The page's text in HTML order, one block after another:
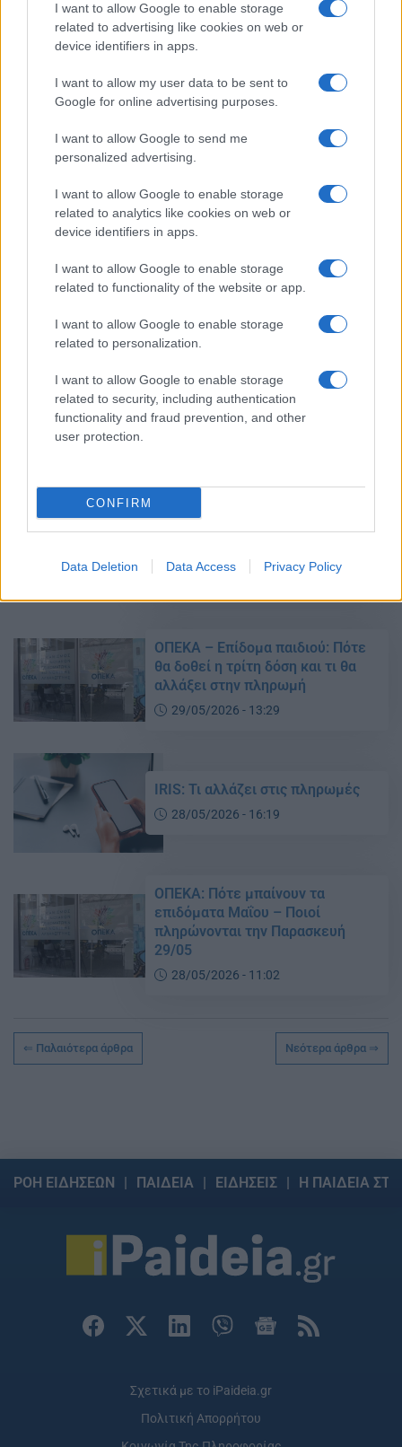
I want to allow Google to enable storage
related to advertising like cookies on web or
device identifiers in apps.
I want to allow my user data to be sent to
Google for online advertising purposes.
I want to allow Google to send me
personalized advertising.
I want to allow Google to enable storage
related to analytics like cookies on web or
device identifiers in apps.
I want to allow Google to enable storage
related to functionality of the website or app.
I want to allow Google to enable storage
related to personalization.
I want to allow Google to enable storage
related to security, including authentication
functionality and fraud prevention, and other
user protection.
CONFIRM
Data Deletion Data Access Privacy Policy
Νέα πληρωμή στο επίδομα
θέρμανσης – Δείτε πότε
Συντάξεις Ιουλίου 2026: Οι
ημερομηνίες πληρωμής για όλα
05/06/2026 - 11:59
Πότε θα πληρωθούν τα 150 ευρώ
για κάθε παιδί – Πώς
05/06/2026 - 08:28
Έκτακτο επίδομα 150 ευρώ: Πότε
πληρώνεται και ποια είναι τα
Δείτε τις πληρωμές e-ΕΦΚΑ,
31/05/2026 - 08:58
ΟΠΕΚΑ – Επίδομα παιδιού: Πότε
θα δοθεί η τρίτη δόση και τι θα
αλλάξει στην πληρωμή
29/05/2026 - 13:29
IRIS: Τι αλλάζει στις πληρωμές
28/05/2026 - 16:19
ΟΠΕΚΑ: Πότε μπαίνουν τα
επιδόματα Μαΐου – Ποιοί
πληρώνονται την Παρασκευή
29/05
28/05/2026 - 11:02
Παλαιότερα άρθρα Νεότερα άρθρα
ΡΟΗ ΕΙΔΗΣΕΩΝ ΠΑΙΔΕΙΑ ΕΙΔΗΣΕΙΣ Η ΠΑΙΔΕΙΑ
Σχετικά με το iPaideia.gr
Πολιτική Απορρήτου